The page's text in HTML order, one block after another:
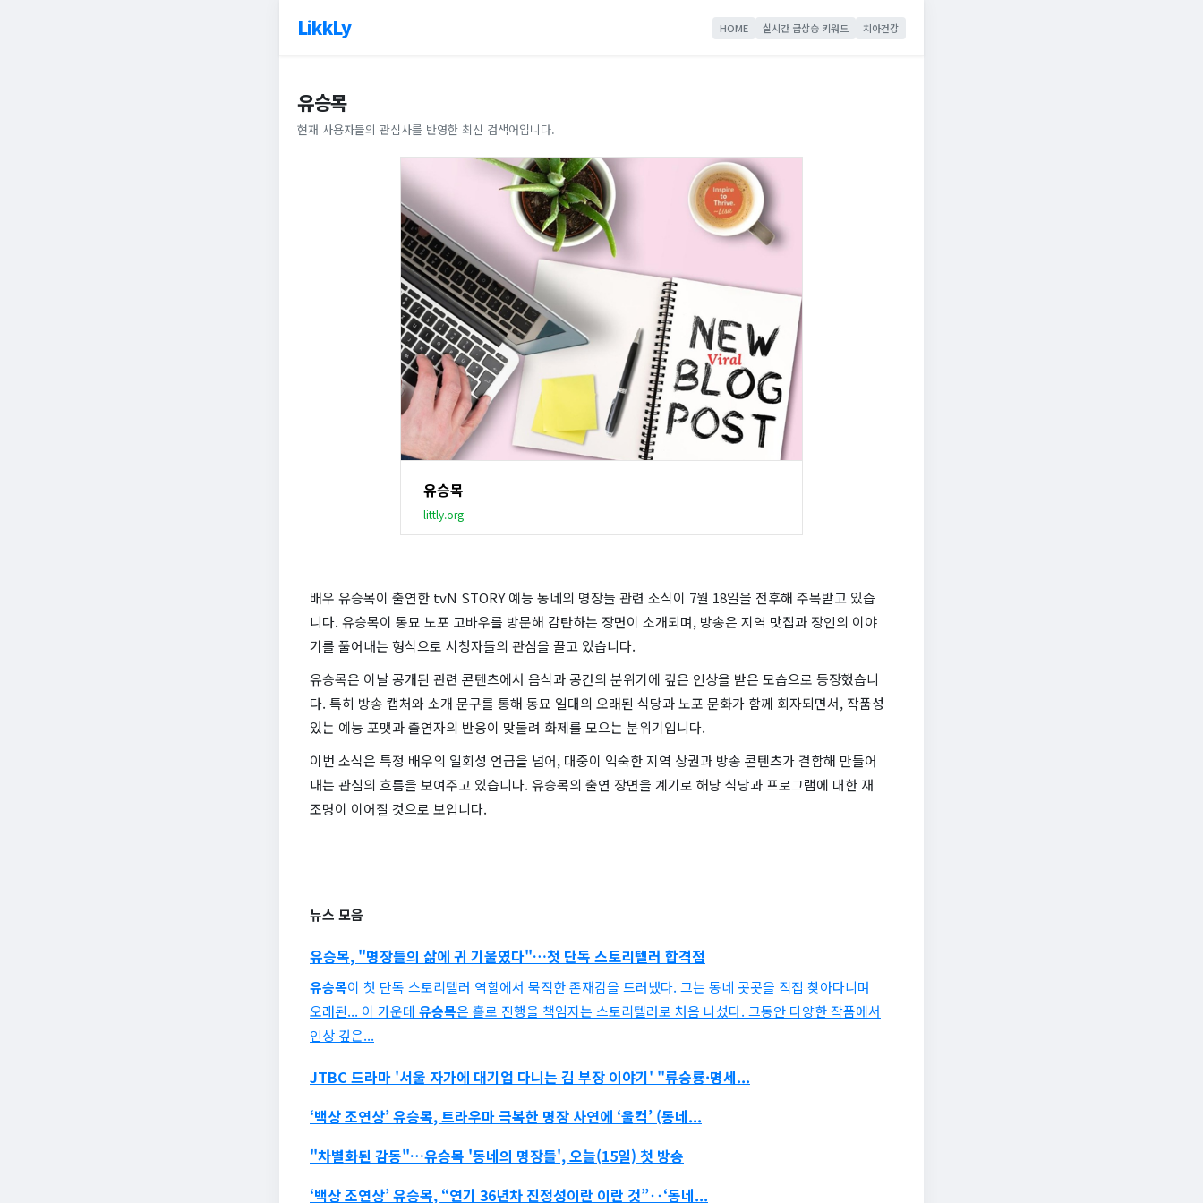
LikkLy HOME 실시간 급상승 키워드 치아건강
유승목
현재 사용자들의 관심사를 반영한 최신 검색어입니다.
유승목
littly.org
배우 유승목이 출연한 tvN STORY 예능 동네의 명장들 관련 소식이 7월 18일을 전후해 주목받고 있습
니다. 유승목이 동묘 노포 고바우를 방문해 감탄하는 장면이 소개되며, 방송은 지역 맛집과 장인의 이야
기를 풀어내는 형식으로 시청자들의 관심을 끌고 있습니다.
유승목은 이날 공개된 관련 콘텐츠에서 음식과 공간의 분위기에 깊은 인상을 받은 모습으로 등장했습니
다. 특히 방송 캡처와 소개 문구를 통해 동묘 일대의 오래된 식당과 노포 문화가 함께 회자되면서, 작품성
있는 예능 포맷과 출연자의 반응이 맞물려 화제를 모으는 분위기입니다.
이번 소식은 특정 배우의 일회성 언급을 넘어, 대중이 익숙한 지역 상권과 방송 콘텐츠가 결합해 만들어
내는 관심의 흐름을 보여주고 있습니다. 유승목의 출연 장면을 계기로 해당 식당과 프로그램에 대한 재
조명이 이어질 것으로 보입니다.
뉴스 모음
유승목, "명장들의 삶에 귀 기울였다"…첫 단독 스토리텔러 합격점
유승목이 첫 단독 스토리텔러 역할에서 묵직한 존재감을 드러냈다. 그는 동네 곳곳을 직접 찾아다니며
오래된... 이 가운데 유승목은 홀로 진행을 책임지는 스토리텔러로 처음 나섰다. 그동안 다양한 작품에서
인상 깊은...
JTBC 드라마 '서울 자가에 대기업 다니는 김 부장 이야기' "류승룡·명세...
‘백상 조연상’유승목, 트라우마 극복한 명장 사연에 ‘울컥’ (동네...
"차별화된 감동"…유승목 '동네의 명장들', 오늘(15일) 첫 방송
‘백상 조연상’유승목, “연기 36년차 진정성이란 이란 것”‥‘동네...